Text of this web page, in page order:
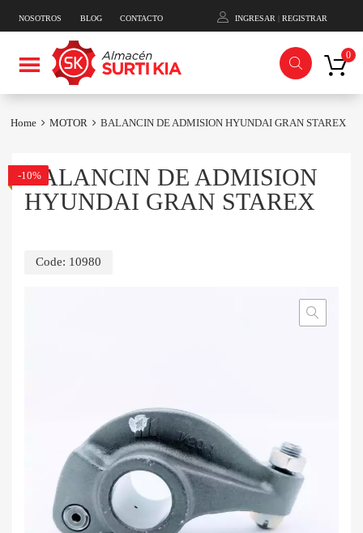
NOSOTROS BLOG CONTACTO INGRESAR | REGISTRAR
content
0
Home MOTOR BALANCIN DE ADMISION HYUNDAI GRAN STAREX
BALANCIN DE ADMISION
HYUNDAI GRAN STAREX
Code: 10980
-10%